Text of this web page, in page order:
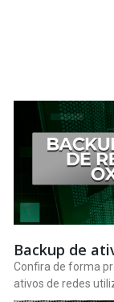
Backup de
Confira de forma
ativos de redes
Página
Página
Página